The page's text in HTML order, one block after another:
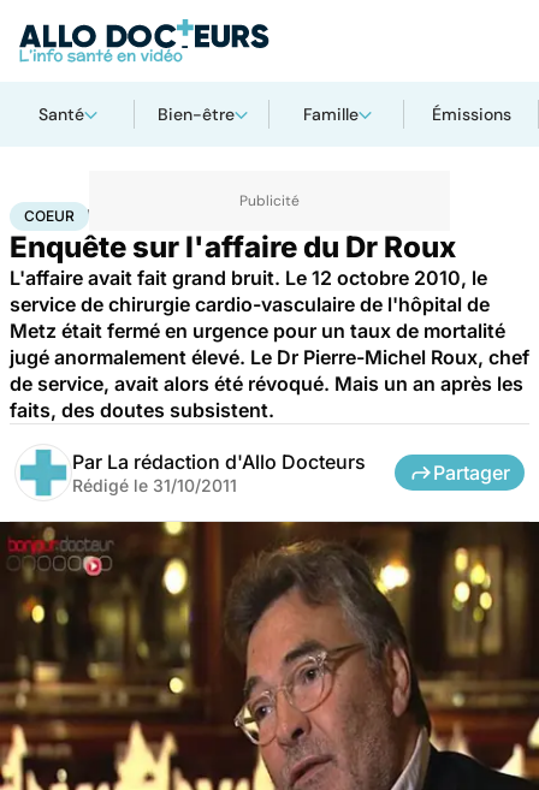
Santé Bien-être Famille Émissions
AccueilSanté Maladies cardiaques
COEUR
Enquête sur l'affaire du Dr Roux
L'affaire avait fait grand bruit. Le 12 octobre 2010, le
service de chirurgie cardio-vasculaire de l'hôpital de
Metz était fermé en urgence pour un taux de mortalité
jugé anormalement élevé. Le Dr Pierre-Michel Roux, chef
de service, avait alors été révoqué. Mais un an après les
faits, des doutes subsistent.
Par La rédaction d'Allo Docteurs
Rédigé le 31/10/2011
Partager